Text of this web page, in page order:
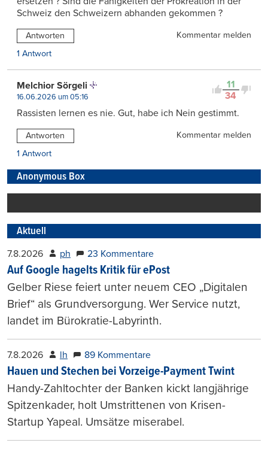
Schweiz den Schweizern abhanden gekommen ?
Antworten
Kommentar melden
1 Antwort
11
34
Melchior Sörgeli
16.06.2026 um 05:16
Rassisten lernen es nie. Gut, habe ich Nein gestimmt.
Antworten
Kommentar melden
1 Antwort
Anonymous Box
Aktuell
7.8.2026 ph 23 Kommentare
Auf Google hagelts Kritik für ePost
Gelber Riese feiert unter neuem CEO „Digitalen
Brief“ als Grundversorgung. Wer Service nutzt,
landet im Bürokratie-Labyrinth.
7.8.2026 lh 89 Kommentare
Hauen und Stechen bei Vorzeige-Payment Twint
Handy-Zahltochter der Banken kickt langjährige
Spitzenkader, holt Umstrittenen von Krisen-
Startup Yapeal. Umsätze miserabel.